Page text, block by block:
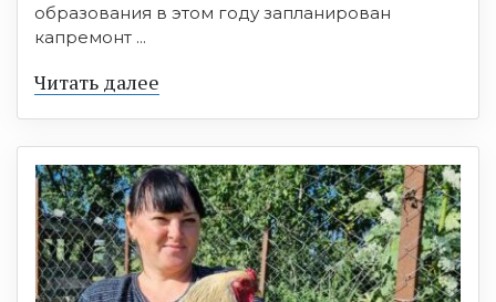
образования в этом году запланирован
капремонт ...
Читать далее